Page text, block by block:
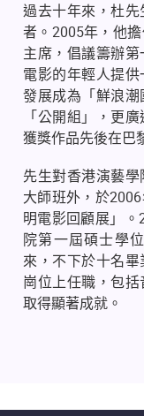
過去十年來，杜
者。 2005年，他
主席，倡議籌辦
電影的年輕人提
發展成為「鮮浪
「公開組」，更
獲獎作品先後在巴
先生對香港演藝
大師班外，於2006
明電影回顧展」。
院第一屆碩士學
來，不下於十名
崗位上任職，包
取得顯著成就。